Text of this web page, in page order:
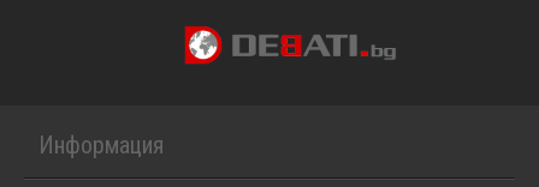
Информация